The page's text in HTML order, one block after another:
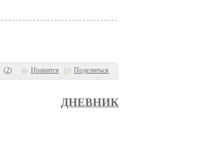
(2) Нравится Поделиться
ДНЕВНИК